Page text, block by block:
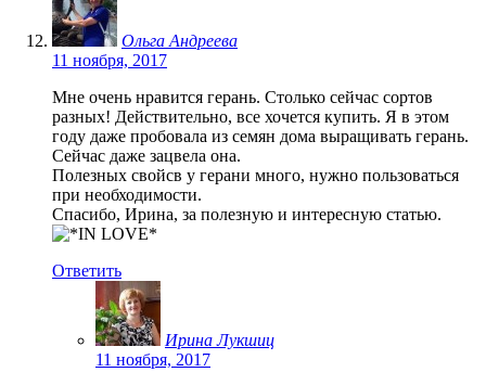
Ольга Андреева
11 ноября, 2017
Мне очень нравится герань. Столько сейчас сортов
разных! Действительно, все хочется купить. Я в этом
году даже пробовала из семян дома выращивать герань.
Сейчас даже зацвела она.
Полезных свойсв у герани много, нужно пользоваться
при необходимости.
Спасибо, Ирина, за полезную и интересную статью.
Ответить
Ирина Лукшиц
11 ноября, 2017